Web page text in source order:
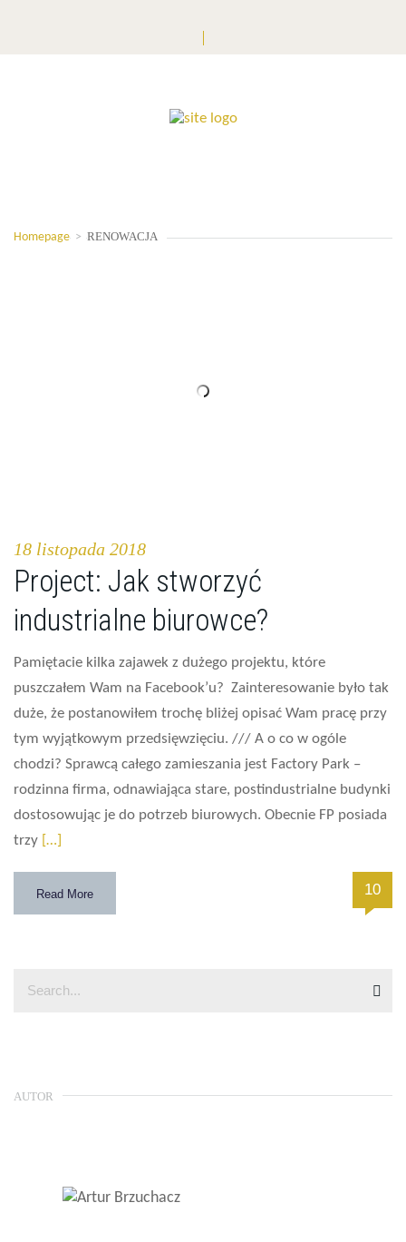
Homepage > RENOWACJA
18 listopada 2018
Project: Jak stworzyć
industrialne biurowce?
Pamiętacie kilka zajawek z dużego projektu, które
puszczałem Wam na Facebook’u? Zainteresowanie było tak
duże, że postanowiłem trochę bliżej opisać Wam pracę przy
tym wyjątkowym przedsięwzięciu. /// A o co w ogóle
chodzi? Sprawcą całego zamieszania jest Factory Park –
rodzinna firma, odnawiająca stare, postindustrialne budynki
dostosowując je do potrzeb biurowych. Obecnie FP posiada
trzy […]
Read More 10
AUTOR